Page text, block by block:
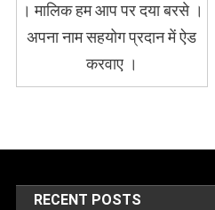
। मालिक हम आप पर दया बरसे ।
अपना नाम सहयोग प्रदान में ऐड
करवाए ।
RECENT POSTS